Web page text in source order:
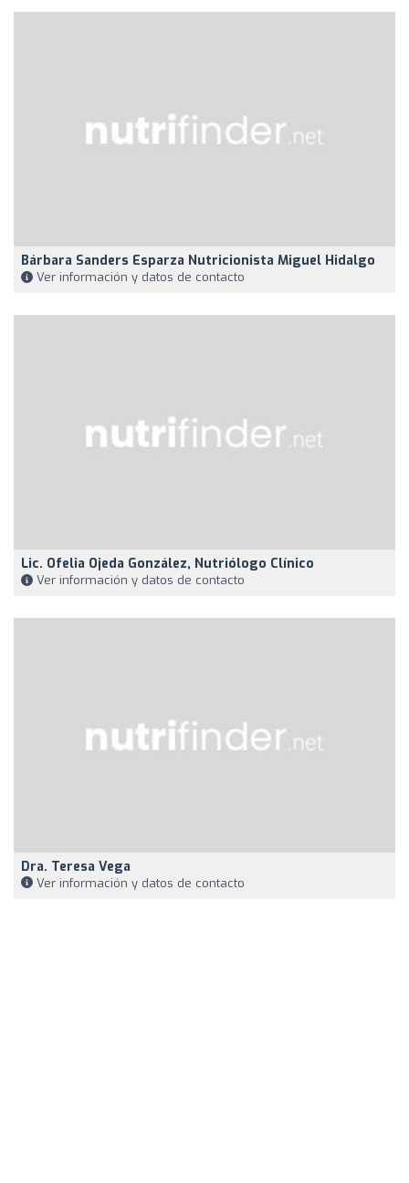
Bárbara Sanders Esparza Nutricionista Miguel Hidalgo
Ver información y datos de contacto
Lic. Ofelia Ojeda González, Nutriólogo Clínico
Ver información y datos de contacto
Dra. Teresa Vega
Ver información y datos de contacto